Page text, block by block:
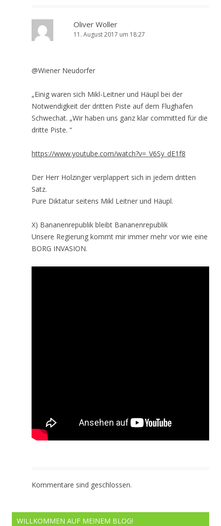
Oliver Woller
11. August 2017 um 18:27
@Wiener Neudorfer
„Einig waren sich Mikl-Leitner und Häupl bei der
Notwendigkeit der dritten Piste auf dem Flughafen
Schwechat. „Wir haben uns ganz klar committed für die
dritte Piste. “
https://www.youtube.com/watch?v=_V6Sy_dE1f8
Der Herr Holzinger verplappert sich in jedem dritten
Satz.
Pure Diktatur seitens Mikl Leitner und Häupl.
X) Bananenrepublik bleibt Bananenrepublik
Unsere Regierung kommt mir immer mehr vor wie eine
BORG INVASION.
Kommentare sind geschlossen.
WILLKOMMEN AUF MEINEM BLOG!